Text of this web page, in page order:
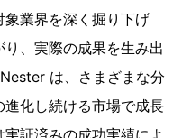
業界を深く掘り下げ
、実際の成果を生み出
は、さまざまな分
化し続ける市場で成長
証済みの成功実績によ